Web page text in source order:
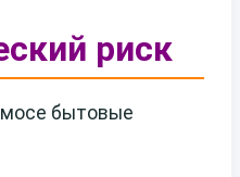
риск
бытовые